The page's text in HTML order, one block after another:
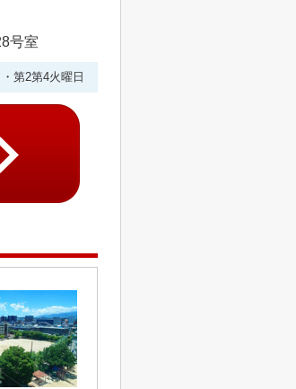
号室
第2第4火曜日